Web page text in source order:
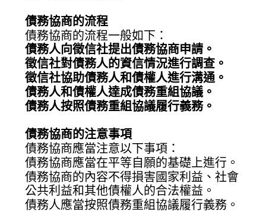
債務協商的流程
債務協商的流程一般如下：
債務人向徵信社提出債務協商申請。
徵信社對債務人的資信情況進行調查。
徵信社協助債務人和債權人進行溝通。
債務人和債權人達成債務重組協議。
債務人按照債務重組協議履行義務。
債務協商的注意事項
債務協商應當注意以下事項：
債務協商應當在平等自願的基礎上進行。
債務協商的內容不得損害國家利益、社會
公共利益和其他債權人的合法權益。
債務人應當按照債務重組協議履行義務。